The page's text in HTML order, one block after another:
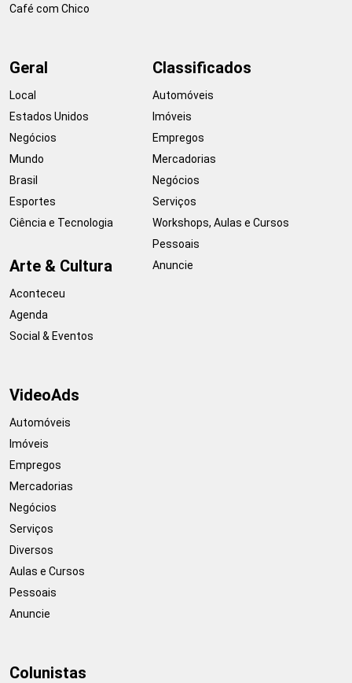
Café com Chico
Geral
Local
Estados Unidos
Negócios
Mundo
Brasil
Esportes
Ciência e Tecnologia
Arte & Cultura
Aconteceu
Agenda
Social & Eventos
Classificados
Automóveis
Imóveis
Empregos
Mercadorias
Negócios
Serviços
Workshops, Aulas e Cursos
Pessoais
Anuncie
VideoAds
Automóveis
Imóveis
Empregos
Mercadorias
Negócios
Serviços
Diversos
Aulas e Cursos
Pessoais
Anuncie
Colunistas